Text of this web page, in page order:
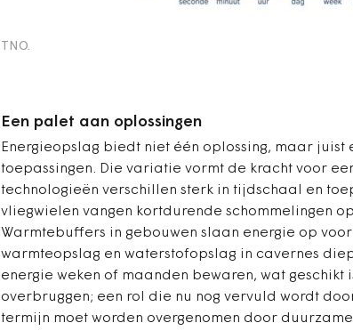
TNO.
Een palet aan oplossingen
Energieopslag biedt niet één oplossing, maar
toepassingen. Die variatie vormt de kracht voor
technologieën verschillen sterk in tijdschaal en
vliegwielen vangen kortdurende schommelingen
Warmtebuffers in gebouwen slaan energie op
warmteopslag en waterstofopslag in cavernes
energie weken of maanden bewaren, wat geschikt
overbruggen; een rol die nu nog vervuld wordt
termijn moet worden overgenomen door